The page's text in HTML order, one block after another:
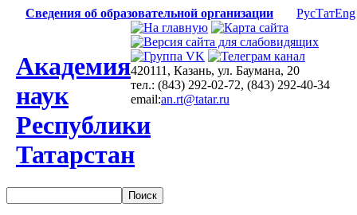
Сведения об образовательной организации РусТатEng
Академия
наук
Республики
Татарстан
420111, Казань, ул. Баумана, 20
тел.: (843) 292-02-72, (843) 292-40-34
email:an.rt@tatar.ru